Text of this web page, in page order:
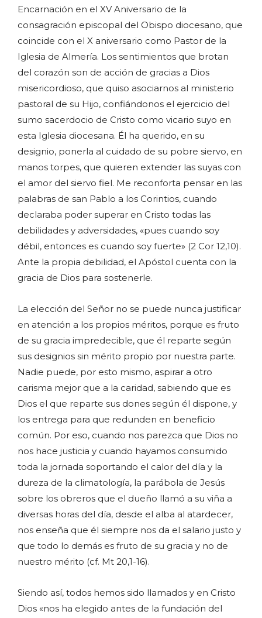
Encarnación en el XV Aniversario de la
consagración episcopal del Obispo diocesano, que
coincide con el X aniversario como Pastor de la
Iglesia de Almería. Los sentimientos que brotan
del corazón son de acción de gracias a Dios
misericordioso, que quiso asociarnos al ministerio
pastoral de su Hijo, confiándonos el ejercicio del
sumo sacerdocio de Cristo como vicario suyo en
esta Iglesia diocesana. Él ha querido, en su
designio, ponerla al cuidado de su pobre siervo, en
manos torpes, que quieren extender las suyas con
el amor del siervo fiel. Me reconforta pensar en las
palabras de san Pablo a los Corintios, cuando
declaraba poder superar en Cristo todas las
debilidades y adversidades, «pues cuando soy
débil, entonces es cuando soy fuerte» (2 Cor 12,10).
Ante la propia debilidad, el Apóstol cuenta con la
gracia de Dios para sostenerle.
La elección del Señor no se puede nunca justificar
en atención a los propios méritos, porque es fruto
de su gracia impredecible, que él reparte según
sus designios sin mérito propio por nuestra parte.
Nadie puede, por esto mismo, aspirar a otro
carisma mejor que a la caridad, sabiendo que es
Dios el que reparte sus dones según él dispone, y
los entrega para que redunden en beneficio
común. Por eso, cuando nos parezca que Dios no
nos hace justicia y cuando hayamos consumido
toda la jornada soportando el calor del día y la
dureza de la climatología, la parábola de Jesús
sobre los obreros que el dueño llamó a su viña a
diversas horas del día, desde el alba al atardecer,
nos enseña que él siempre nos da el salario justo y
que todo lo demás es fruto de su gracia y no de
nuestro mérito (cf. Mt 20,1-16).
Siendo así, todos hemos sido llamados y en Cristo
Dios «nos ha elegido antes de la fundación del